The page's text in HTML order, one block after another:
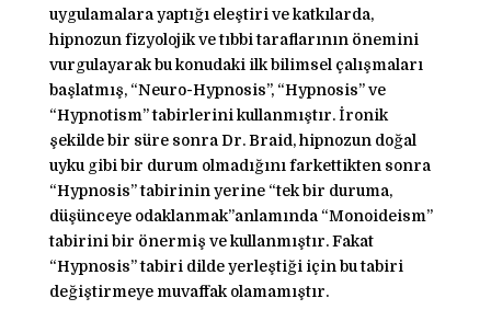
uygulamalara yaptığı eleştiri ve katkılarda,
hipnozun fizyolojik ve tıbbi taraflarının önemini
vurgulayarak bu konudaki ilk bilimsel çalışmaları
başlatmış, “Neuro-Hypnosis”, “Hypnosis” ve
“Hypnotism” tabirlerini kullanmıştır. İronik
şekilde bir süre sonra Dr. Braid, hipnozun doğal
uyku gibi bir durum olmadığını farkettikten sonra
“Hypnosis” tabirinin yerine “tek bir duruma,
düşünceye odaklanmak”anlamında “Monoideism”
tabirini bir önermiş ve kullanmıştır. Fakat
“Hypnosis” tabiri dilde yerleştiği için bu tabiri
değiştirmeye muvaffak olamamıştır.